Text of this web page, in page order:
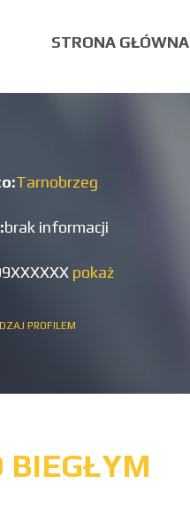
STRONA GŁÓWNA
Tarnobrzeg
brak informacji
pokaż
PROFILEM
BIEGŁYM